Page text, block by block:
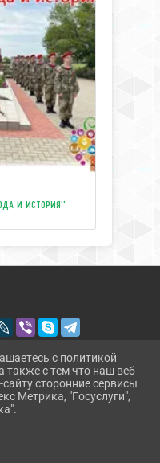
и история"
с политикой
также с тем что наш веб-
сторонние сервисы
Метрика, "Госуслуги",